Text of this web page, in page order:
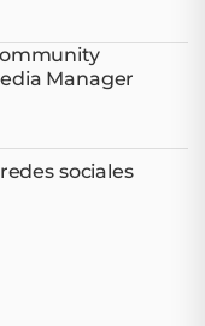
Manager
sociales